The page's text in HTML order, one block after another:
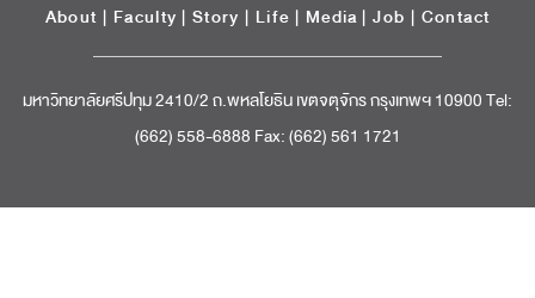
About | Faculty | Story | Life | Media |Job | Contact
มหาวิทยาลัยศรีปทุม 2410/2 ถ.พหลโยธิน เขตจตุจักร กรุงเทพฯ 10900 Tel:
(662) 558-6888 Fax: (662) 561 1721